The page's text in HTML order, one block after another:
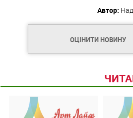
Автор:
ОЦІНИТИ НОВИНУ